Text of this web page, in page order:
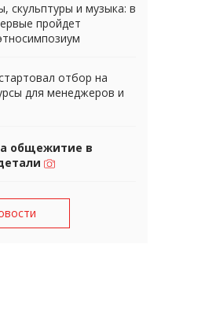
скульптуры и музыка: в
пройдет
отбор на
для менеджеров и
общежитие в